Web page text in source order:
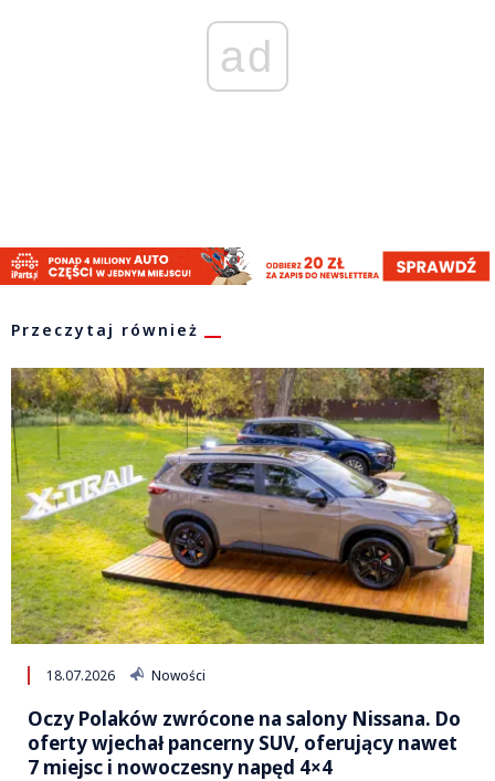
ad
Przeczytaj również
18.07.2026 Nowości
Oczy Polaków zwrócone na salony Nissana. Do
oferty wjechał pancerny SUV, oferujący nawet
7 miejsc i nowoczesny napęd 4×4